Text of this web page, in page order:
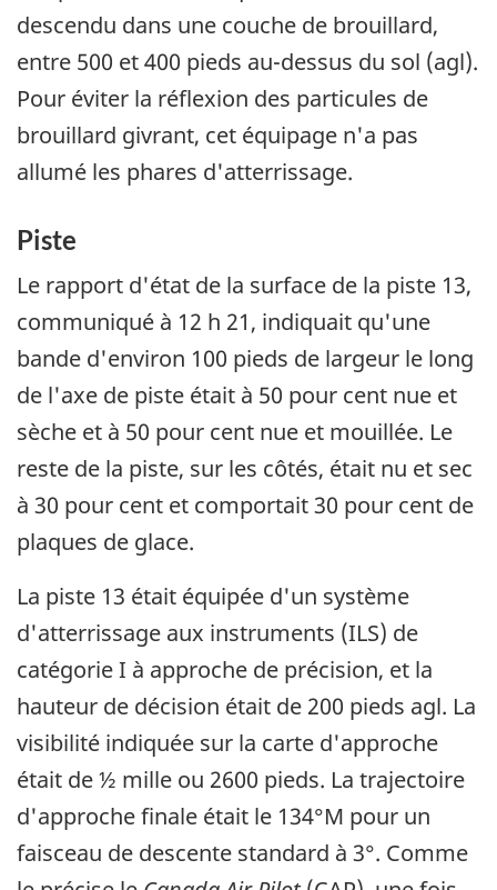
descendu dans une couche de brouillard,
entre 500 et 400 pieds au-dessus du sol (agl).
Pour éviter la réflexion des particules de
brouillard givrant, cet équipage n'a pas
allumé les phares d'atterrissage.
Piste
Le rapport d'état de la surface de la piste 13,
communiqué à 12 h 21, indiquait qu'une
bande d'environ 100 pieds de largeur le long
de l'axe de piste était à 50 pour cent nue et
sèche et à 50 pour cent nue et mouillée. Le
reste de la piste, sur les côtés, était nu et sec
à 30 pour cent et comportait 30 pour cent de
plaques de glace.
La piste 13 était équipée d'un système
d'atterrissage aux instruments (ILS) de
catégorie I à approche de précision, et la
hauteur de décision était de 200 pieds agl. La
visibilité indiquée sur la carte d'approche
était de ½ mille ou 2600 pieds. La trajectoire
d'approche finale était le 134°M pour un
faisceau de descente standard à 3°. Comme